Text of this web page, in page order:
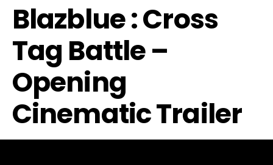
Blazblue : Cross
Tag Battle –
Opening
Cinematic Trailer